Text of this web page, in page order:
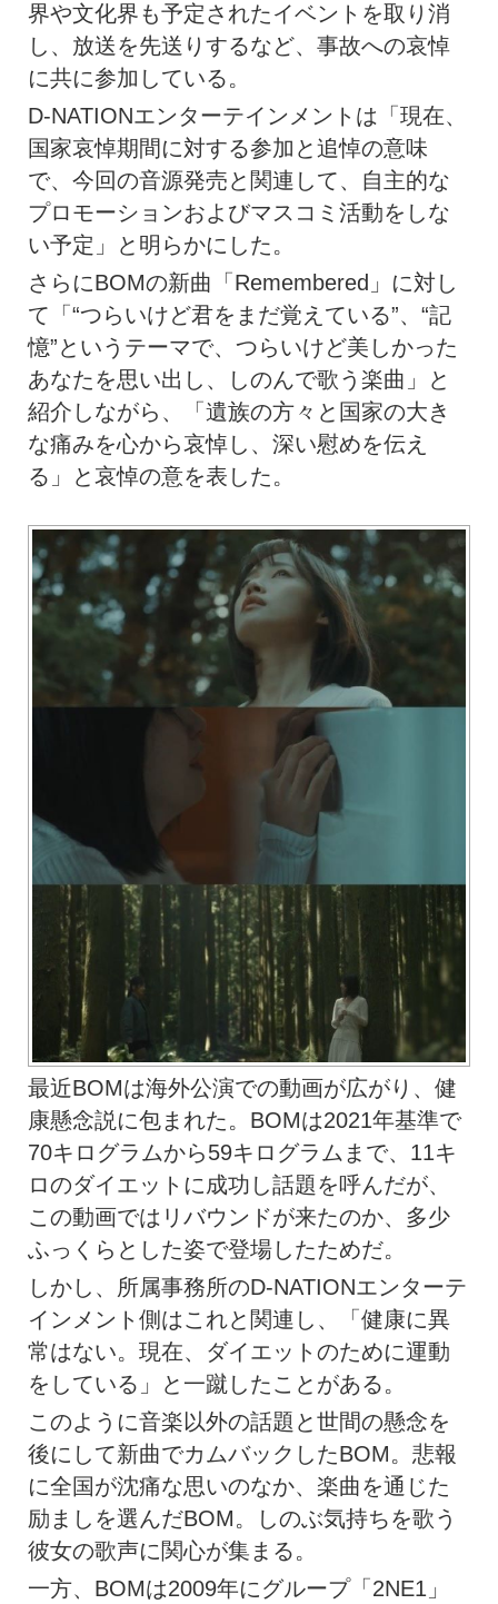
界や文化界も予定されたイベントを取り消
し、放送を先送りするなど、事故への哀悼
に共に参加している。
D-NATIONエンターテインメントは「現在、
国家哀悼期間に対する参加と追悼の意味
で、今回の音源発売と関連して、自主的な
プロモーションおよびマスコミ活動をしな
い予定」と明らかにした。
さらにBOMの新曲「Remembered」に対し
て「“つらいけど君をまだ覚えている”、“記
憶”というテーマで、つらいけど美しかった
あなたを思い出し、しのんで歌う楽曲」と
紹介しながら、「遺族の方々と国家の大き
な痛みを心から哀悼し、深い慰めを伝え
る」と哀悼の意を表した。
最近BOMは海外公演での動画が広がり、健
康懸念説に包まれた。BOMは2021年基準で
70キログラムから59キログラムまで、11キ
ロのダイエットに成功し話題を呼んだが、
この動画ではリバウンドが来たのか、多少
ふっくらとした姿で登場したためだ。
しかし、所属事務所のD-NATIONエンターテ
インメント側はこれと関連し、「健康に異
常はない。現在、ダイエットのために運動
をしている」と一蹴したことがある。
このように音楽以外の話題と世間の懸念を
後にして新曲でカムバックしたBOM。悲報
に全国が沈痛な思いのなか、楽曲を通じた
励ましを選んだBOM。しのぶ気持ちを歌う
彼女の歌声に関心が集まる。
一方、BOMは2009年にグループ「2NE1」